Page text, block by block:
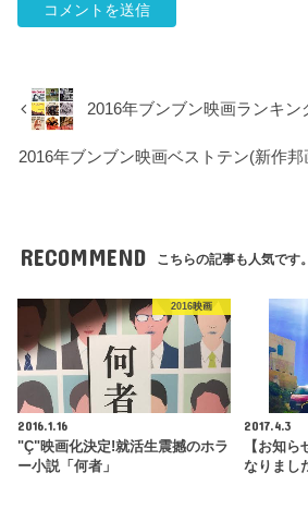
2016年ブンブン映画ランキン
2016年ブンブン映画ベストテン(新作
RECOMMEND こちらの記事も人気です。
2016映画
2016.1.16
"Ç"映画化決定!就活生震撼のホラ
ー小説「何者」
2017.4.3
【お知
なりまし